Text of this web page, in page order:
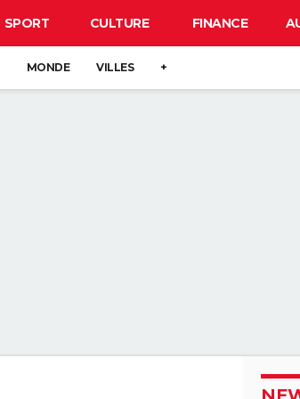
SPORT CULTURE FINANCE
MONDE VILLES +